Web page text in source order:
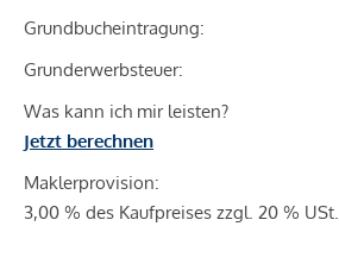
Grundbucheintragung:
Grunderwerbsteuer:
Was kann ich mir leisten?
Jetzt berechnen
Maklerprovision:
3,00 % des Kaufpreises zzgl. 20 % USt.